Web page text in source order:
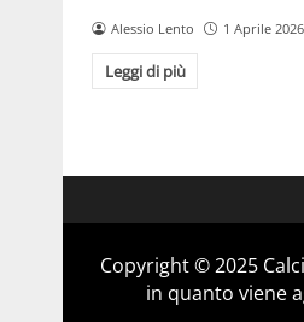
Alessio Lento 1 Aprile 2026
Leggi di più
Copyright © 2025
in quanto viene